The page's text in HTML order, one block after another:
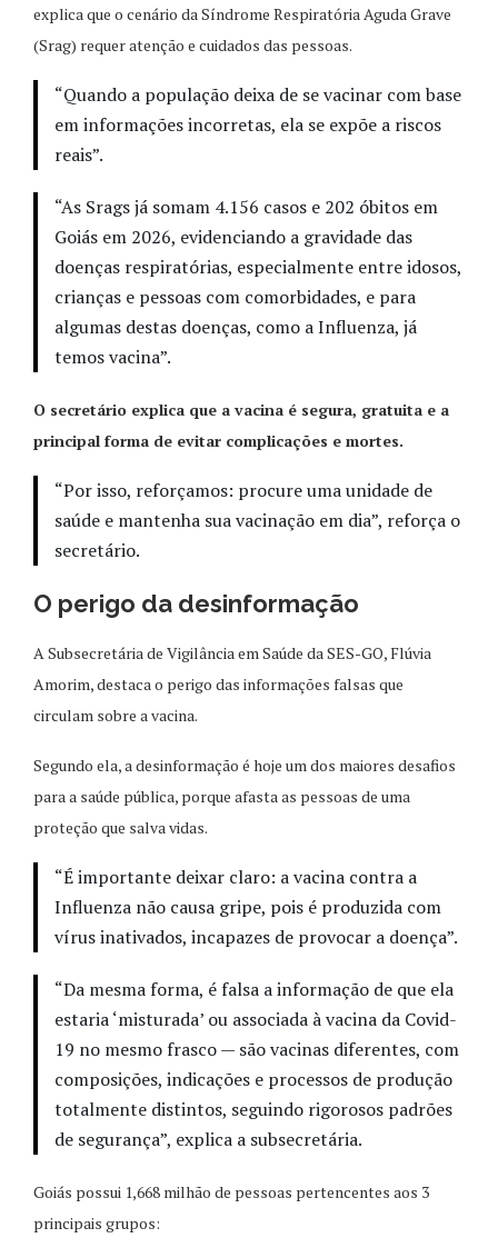
explica que o cenário da Síndrome Respiratória Aguda Grave
(Srag) requer atenção e cuidados das pessoas.
“Quando a população deixa de se vacinar com base
em informações incorretas, ela se expõe a riscos
reais”.
“As Srags já somam 4.156 casos e 202 óbitos em
Goiás em 2026, evidenciando a gravidade das
doenças respiratórias, especialmente entre idosos,
crianças e pessoas com comorbidades, e para
algumas destas doenças, como a Influenza, já
temos vacina”.
O secretário explica que a vacina é segura, gratuita e a
principal forma de evitar complicações e mortes.
“Por isso, reforçamos: procure uma unidade de
saúde e mantenha sua vacinação em dia”, reforça o
secretário.
O perigo da desinformação
A Subsecretária de Vigilância em Saúde da SES-GO, Flúvia
Amorim, destaca o perigo das informações falsas que
circulam sobre a vacina.
Segundo ela, a desinformação é hoje um dos maiores desafios
para a saúde pública, porque afasta as pessoas de uma
proteção que salva vidas.
“É importante deixar claro: a vacina contra a
Influenza não causa gripe, pois é produzida com
vírus inativados, incapazes de provocar a doença”.
“Da mesma forma, é falsa a informação de que ela
estaria ‘misturada’ ou associada à vacina da Covid-
19 no mesmo frasco — são vacinas diferentes, com
composições, indicações e processos de produção
totalmente distintos, seguindo rigorosos padrões
de segurança”, explica a subsecretária.
Goiás possui 1,668 milhão de pessoas pertencentes aos 3
principais grupos: